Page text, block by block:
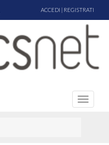
ACCEDI | REGISTRATI